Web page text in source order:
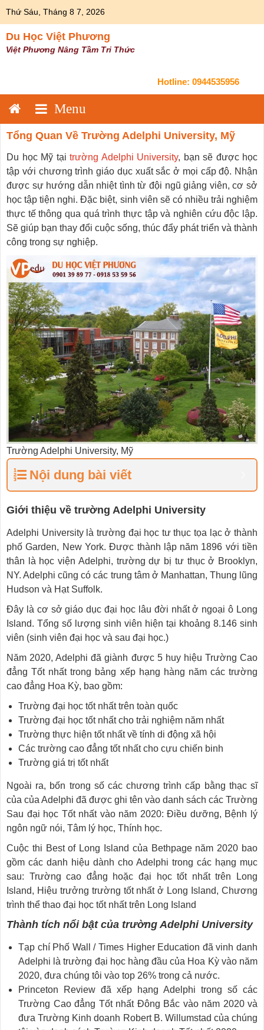
Thứ Sáu, Tháng 8 7, 2026
Du Học Việt Phương
Việt Phương Nâng Tầm Tri Thức
Hotline: 0944535956
Tổng Quan Về Trường Adelphi University, Mỹ
Du học Mỹ tại trường Adelphi University, bạn sẽ được học
tập với chương trình giáo dục xuất sắc ở mọi cấp độ. Nhận
được sự hướng dẫn nhiệt tình từ đội ngũ giảng viên, cơ sở
học tập tiện nghi. Đặc biệt, sinh viên sẽ có nhiều trải nghiệm
thực tế thông qua quá trình thực tập và nghiên cứu độc lập.
Sẽ giúp bạn thay đổi cuộc sống, thúc đẩy phát triển và thành
công trong sự nghiệp.
Trường Adelphi University, Mỹ
Nội dung bài viết
Giới thiệu về trường Adelphi University
Adelphi University là trường đại học tư thục tọa lạc ở thành
phố Garden, New York. Được thành lập năm 1896 với tiền
thân là học viện Adelphi, trường dự bị tư thục ở Brooklyn,
NY. Adelphi cũng có các trung tâm ở Manhattan, Thung lũng
Hudson và Hạt Suffolk.
Đây là cơ sở giáo dục đại học lâu đời nhất ở ngoại ô Long
Island. Tổng số lượng sinh viên hiện tại khoảng 8.146 sinh
viên (sinh viên đại học và sau đại học.)
Năm 2020, Adelphi đã giành được 5 huy hiệu Trường Cao
đẳng Tốt nhất trong bảng xếp hạng hàng năm các trường
cao đẳng Hoa Kỳ, bao gồm:
Trường đại học tốt nhất trên toàn quốc
Trường đại học tốt nhất cho trải nghiệm năm nhất
Trường thực hiện tốt nhất về tính di động xã hội
Các trường cao đẳng tốt nhất cho cựu chiến binh
Trường giá trị tốt nhất
Ngoài ra, bốn trong số các chương trình cấp bằng thạc sĩ
của của Adelphi đã được ghi tên vào danh sách các Trường
Sau đại học Tốt nhất vào năm 2020: Điều dưỡng, Bệnh lý
ngôn ngữ nói, Tâm lý học, Thính học.
Cuộc thi Best of Long Island của Bethpage năm 2020 bao
gồm các danh hiệu dành cho Adelphi trong các hạng mục
sau: Trường cao đẳng hoặc đại học tốt nhất trên Long
Island, Hiệu trưởng trường tốt nhất ở Long Island, Chương
trình thể thao đại học tốt nhất trên Long Island
Thành tích nổi bật của trường Adelphi University
Tạp chí Phố Wall / Times Higher Education đã vinh danh
Adelphi là trường đại học hàng đầu của Hoa Kỳ vào năm
2020, đưa chúng tôi vào top 26% trong cả nước.
Princeton Review đã xếp hạng Adelphi trong số các
Trường Cao đẳng Tốt nhất Đông Bắc vào năm 2020 và
đưa Trường Kinh doanh Robert B. Willumstad của chúng